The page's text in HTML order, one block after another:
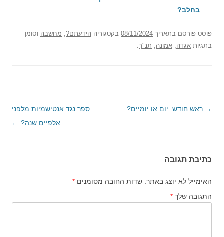
בחלב?
פוסט פורסם בתאריך 08/11/2024 בקטגוריה הידעתם? מחשבה וסומן
בתגיות אגדה אמונה תנ"ך
ניווט
→ ראש חודש: יום או יומיים?
ספר נגד אנטישמיות מלפני
אלפיים שנה? ←
כתיבת תגובה
האימייל לא יוצג באתר. שדות החובה מסומנים *
התגובה שלך *